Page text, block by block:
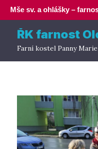
Mše sv. a ohlášky –